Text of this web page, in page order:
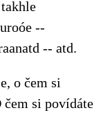
--
-- atd.
o čem si
čem si povídáte